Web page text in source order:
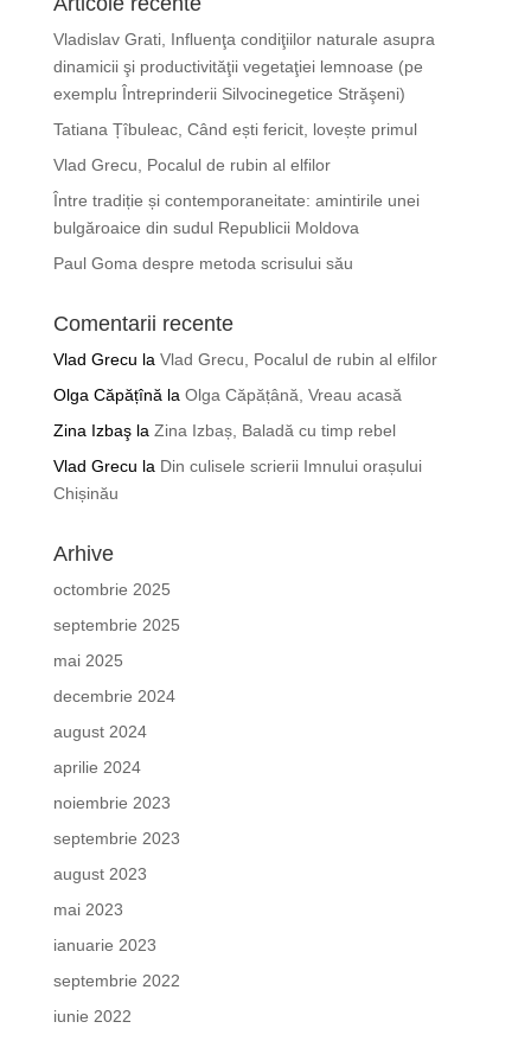
Vladislav Grati, Influenţa condiţiilor naturale asupra
dinamicii şi productivităţii vegetaţiei lemnoase (pe
exemplu Întreprinderii Silvocinegetice Străşeni)
Tatiana Țîbuleac, Când ești fericit, lovește primul
Vlad Grecu, Pocalul de rubin al elfilor
Între tradiție și contemporaneitate: amintirile unei
bulgăroaice din sudul Republicii Moldova
Paul Goma despre metoda scrisului său
Comentarii recente
Vlad Grecu la Vlad Grecu, Pocalul de rubin al elfilor
Olga Căpățînă la Olga Căpățână, Vreau acasă
Zina Izbaşla Zina Izbaș, Baladă cu timp rebel
Vlad Grecu la Din culisele scrierii Imnului orașului
Chișinău
Arhive
octombrie 2025
septembrie 2025
mai 2025
decembrie 2024
august 2024
aprilie 2024
noiembrie 2023
septembrie 2023
august 2023
mai 2023
ianuarie 2023
septembrie 2022
iunie 2022